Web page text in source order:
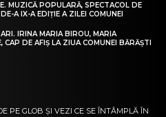
MUZICĂ POPULARĂ, SPECTACOL DE
A IX-A EDIȚIE A ZILEI COMUNEI
IRINA MARIA BIROU, MARIA
DE AFIȘ LA ZIUA COMUNEI BĂRĂȘTI
PE GLOB ȘI VEZI CE SE ÎNTÂMPLĂ ÎN